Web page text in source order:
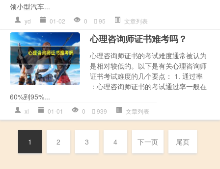
领小型汽车...
yd 01-02 0 95 文章列表
心理咨询师证书难考吗？
心理咨询师证书的考试难度通常被认为
是相对较低的。以下是有关心理咨询师
证书考试难度的几个要点： 1. 通过率
：心理咨询师证书的考试通过率一般在
60%到95%...
xl 01-01 0 939 文章列表
1 2 3 4 下一页 尾页